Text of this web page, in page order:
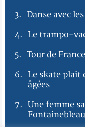
3. Danse avec
4. Le trampo-
5. Tour de
6. Le skate plait
âgées
7. Une femme
Fontainebleau